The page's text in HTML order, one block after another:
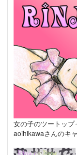
女の子のツートップ
aoihikawaさんのキ